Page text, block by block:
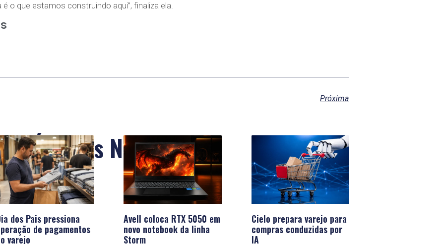
o que estamos construindo aqui”, finaliza ela.
Próxima
Últimas Notícias
dos Pais pressiona
de pagamentos
varejo
Avell coloca RTX 5050 em
novo notebook da linha
Storm
Cielo prepara varejo para
compras conduzidas por
IA